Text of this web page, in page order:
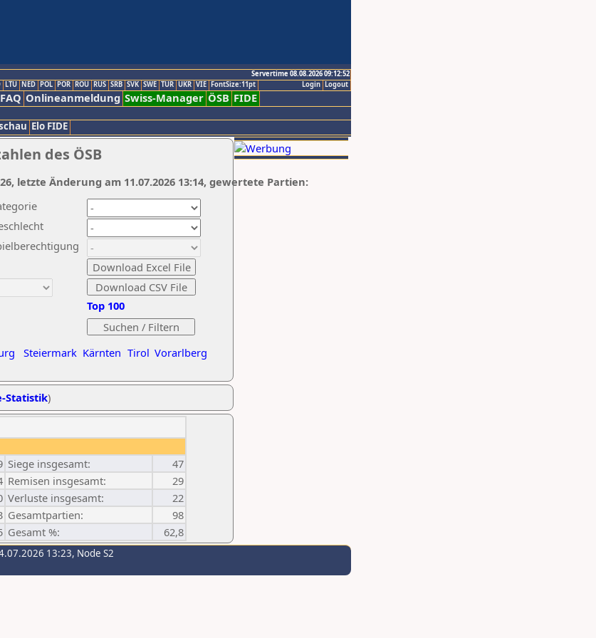
Servertime 08.08.2026 09:12:52
Logout
Login
LTU NED POL POR ROU RUS SRB SVK SWE TUR UKR VIE FontSize:11pt
FAQ Onlineanmeldung Swiss-Manager ÖSB FIDE
Elo FIDE
des ÖSB
Steiermark Kärnten Tirol Vorarlberg
Top 100
letzte Änderung am 11.07.2026 13:14, gewertete Partien:
Statistik)
Siege insgesamt:
47
Remisen insgesamt:
29
Verluste insgesamt:
22
Gesamtpartien:
98
Gesamt %: 62,8
13:23, Node S2